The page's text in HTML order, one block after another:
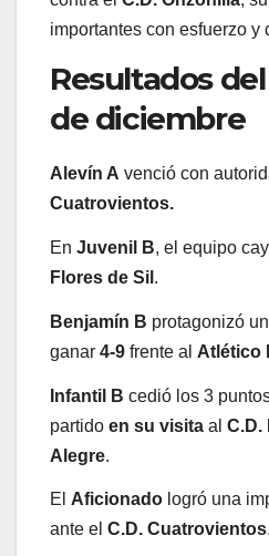
importantes con esfuerzo y
Resultados
de diciembre
Alevín A venció con
Cuatrovientos.
En Juvenil B, el equipo
Flores de Sil .
Benjamín B protagonizó
ganar 4-9 frente al Atlético
Infantil B cedió los 3
partido en su visita al C.D.
Alegre.
El Aficionado logró una
ante el C.D. Cuatrovientos.